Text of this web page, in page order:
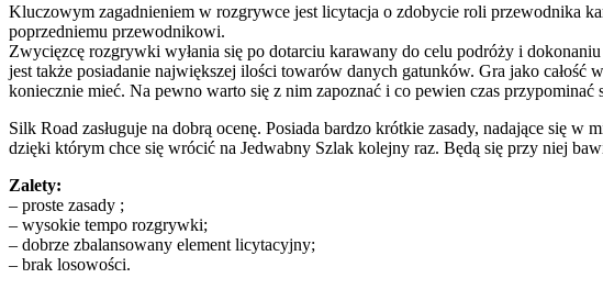
Kluczowym zagadnieniem w rozgrywce jest licytacja o zdobycie roli przewodnika
poprzedniemu przewodnikowi.
Zwycięzcę rozgrywki wyłania się po dotarciu karawany do celu podróży i
jest także posiadanie największej ilości towarów danych gatunków. Gra jako całość
koniecznie mieć. Na pewno warto się z nim zapoznać i co pewien czas przypominać
Silk Road zasługuje na dobrą ocenę. Posiada bardzo krótkie zasady, nadające się
dzięki którym chce się wrócić na Jedwabny Szlak kolejny raz. Będą się przy niej
Zalety:
– proste zasady ;
– wysokie tempo rozgrywki;
– dobrze zbalansowany element licytacyjny;
– brak losowości.